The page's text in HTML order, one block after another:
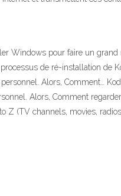
Windows pour faire un
de ré-installation de
Alors, Comment…
Alors, Comment
Z (TV channels, movies,